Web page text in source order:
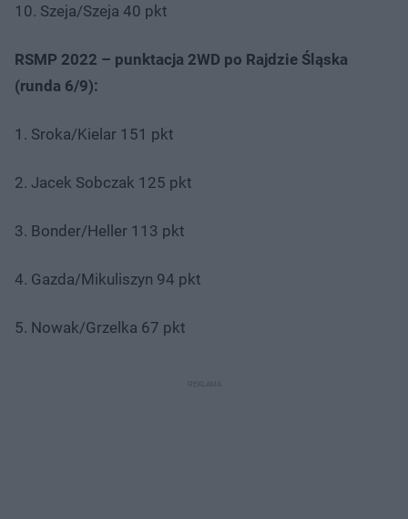
10. Szeja/Szeja 40 pkt
RSMP 2022 – punktacja 2WD po Rajdzie Śląska
(runda 6/9):
1. Sroka/Kielar 151 pkt
2. Jacek Sobczak 125 pkt
3. Bonder/Heller 113 pkt
4. Gazda/Mikuliszyn 94 pkt
5. Nowak/Grzelka 67 pkt